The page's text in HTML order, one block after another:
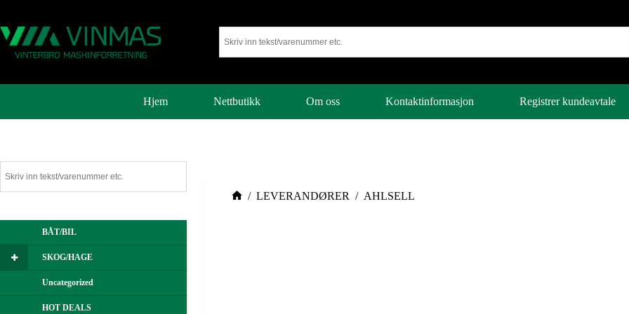
Hjem Nettbutikk Om oss Kontaktinformasjon Registrer kundeavtale
/ LEVERANDØRER / AHLSELL
BÅT/BIL
SKOG/HAGE
Uncategorized
HOT DEALS